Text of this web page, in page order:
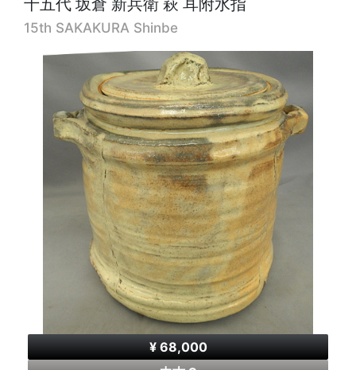
十五代 坂倉 新兵衛 萩 耳附水指
15th SAKAKURA Shinbe
¥ 68,000